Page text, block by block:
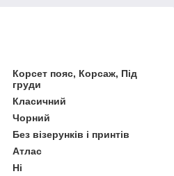
Корсет пояс, Корсаж, Під
груди
Класичний
Чорний
Без візерунків і принтів
Атлас
Ні